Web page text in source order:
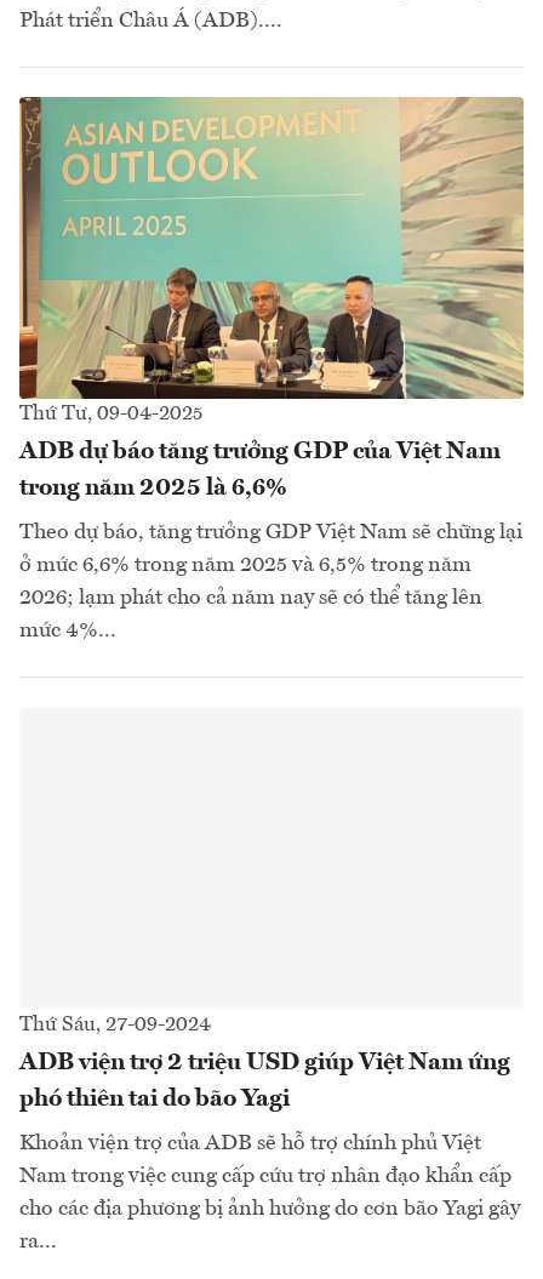
Phát triển Châu Á (ADB)....
Thứ Tư, 09-04-2025
ADB dự báo tăng trưởng GDP của Việt Nam
trong năm 2025 là 6,6%
Theo dự báo, tăng trưởng GDP Việt Nam sẽ chững lại
ở mức 6,6% trong năm 2025 và 6,5% trong năm
2026; lạm phát cho cả năm nay sẽ có thể tăng lên
mức 4%...
Thứ Sáu, 27-09-2024
ADB viện trợ 2 triệu USD giúp Việt Nam ứng
phó thiên tai do bão Yagi
Khoản viện trợ của ADB sẽ hỗ trợ chính phủ Việt
Nam trong việc cung cấp cứu trợ nhân đạo khẩn cấp
cho các địa phương bị ảnh hưởng do cơn bão Yagi gây
ra...